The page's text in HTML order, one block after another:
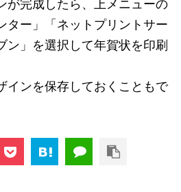
が完成したら、上メニューの
ター」「ネットプリントサー
ン」を選択して年賀状を印刷
インを保存しておくこともで